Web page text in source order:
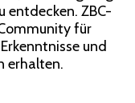
entdecken. ZBC-
für
und
erhalten.